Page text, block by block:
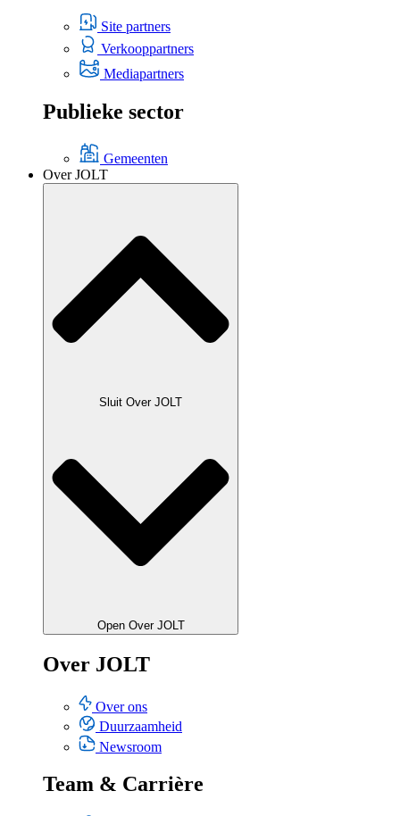
Site partners
Verkooppartners
Mediapartners
Publieke sector
Gemeenten
Over JOLT
Sluit Over JOLT
Open Over JOLT
Over JOLT
Over ons
Duurzaamheid
Newsroom
Team & Carrière